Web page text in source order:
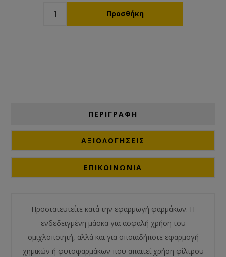
ΠΕΡΙΓΡΑΦΗ
ΑΞΙΟΛΟΓΉΣΕΙΣ
ΕΠΙΚΟΙΝΩΝΙΑ
Προστατευτείτε κατά την εφαρμωγή φαρμάκων. Η
ενδεδειγμένη μάσκα για ασφαλή χρήση του
ομιχλοποιητή, αλλά και για οποιαδήποτε εφαρμογή
χημικών ή φυτοφαρμάκων που απαιτεί χρήση φίλτρου